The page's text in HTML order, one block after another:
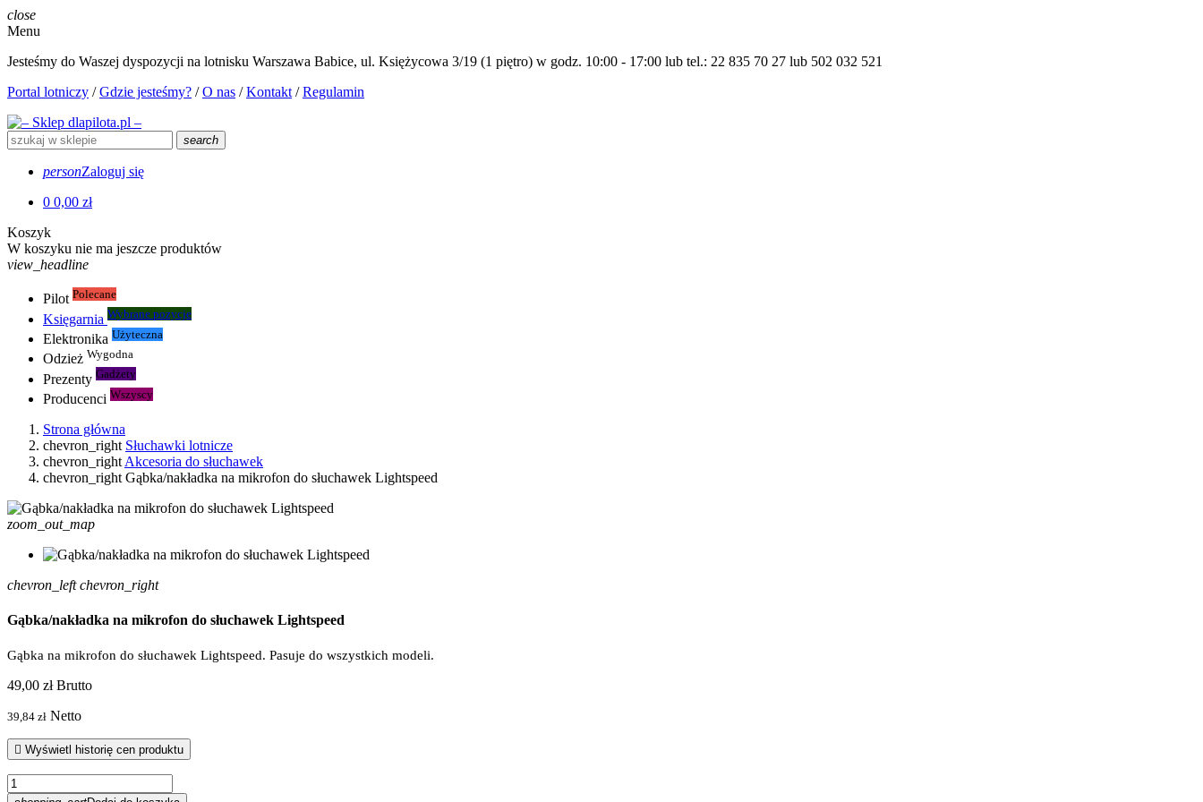
close
Menu
Jesteśmy do Waszej dyspozycji na lotnisku Warszawa Babice, ul. Księżycowa 3/19 (1 piętro) w godz. 10:00 - 17:00 lub tel.: 22 835 70 27 lub 502 032 521
Portal lotniczy /Gdzie jesteśmy? /O nas /Kontakt /Regulamin
search
personZaloguj się
0 0,00 zł
Koszyk
W koszyku nie ma jeszcze produktów
view_headline
Pilot Polecane
Księgarnia Wybrane pozycje
Elektronika Użyteczna
Odzież Wygodna
Prezenty Gadżety
Producenci Wszyscy
Strona główna
chevron_right Słuchawki lotnicze
chevron_right Akcesoria do słuchawek
chevron_right Gąbka/nakładka na mikrofon do słuchawek Lightspeed
zoom_out_map
chevron_left chevron_right
Gąbka/nakładka na mikrofon do słuchawek Lightspeed
Gąbka na mikrofon do słuchawek Lightspeed. Pasuje do wszystkich modeli.
49,00 złBrutto
39,84 zł Netto
 Wyświetl historię cen produktu